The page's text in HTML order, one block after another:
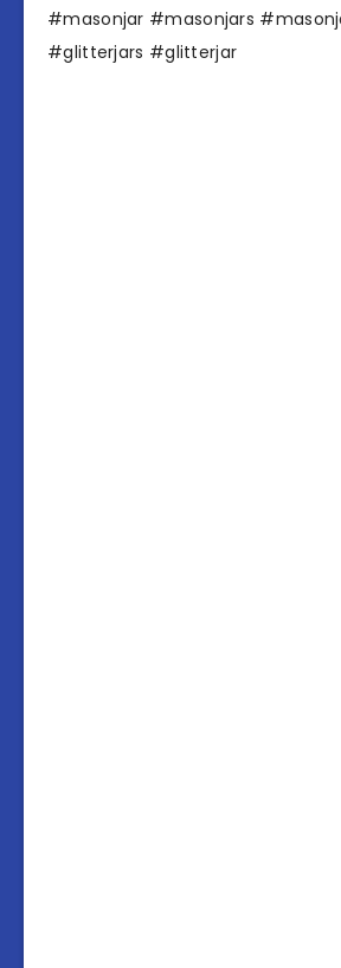
#masonjar #masonjars
#glitterjars #glitterjar